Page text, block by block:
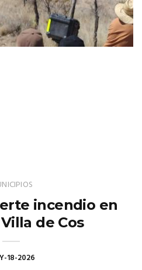
incendio en
de Cos
18-2026